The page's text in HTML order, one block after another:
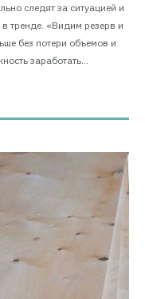
следят за ситуацией и
тренде. «Видим резерв и
без потери объемов и
заработать...